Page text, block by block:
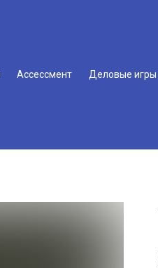
Ассессмент Деловые игры